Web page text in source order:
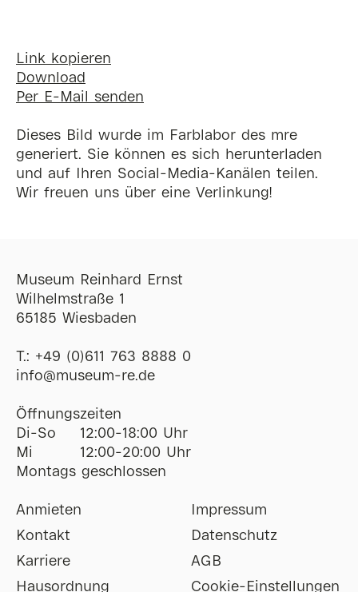
Link kopieren
Download
Per E-Mail senden
Dieses Bild wurde im Farblabor des mre
generiert. Sie können es sich herunterladen
und auf Ihren Social-Media-Kanälen teilen.
Wir freuen uns über eine Verlinkung!
Museum Reinhard Ernst
Wilhelmstraße 1
65185 Wiesbaden
T.: +49 (0)611 763 8888 0
ofni@museum-re de
Öffnungszeiten
Di-So
12:00-18:00 Uhr
Mi
12:00-20:00 Uhr
Montags geschlossen
Anmieten
Kontakt
Karriere
Hausordnung
Impressum
Datenschutz
AGB
Cookie-Einstellungen